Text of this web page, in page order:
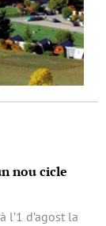
nou cicle
l’1 d’agost la